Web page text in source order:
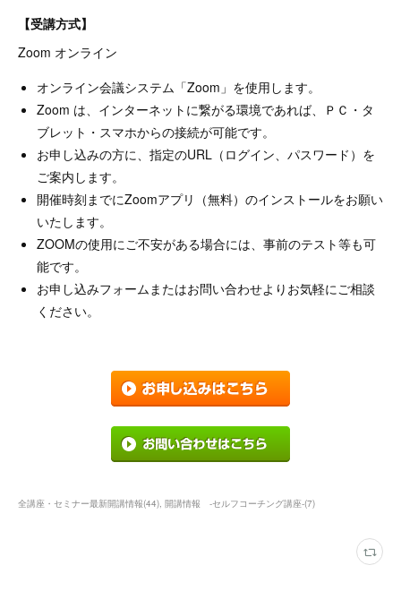
【受講方式】
Zoom オンライン
オンライン会議システム「Zoom」を使用します。
Zoom は、インターネットに繋がる環境であれば、ＰＣ・タ
ブレット・スマホからの接続が可能です。
お申し込みの方に、指定のURL（ログイン、パスワード）を
ご案内します。
開催時刻までにZoomアプリ（無料）のインストールをお願い
いたします。
ZOOMの使用にご不安がある場合には、事前のテスト等も可
能です。
お申し込みフォームまたはお問い合わせよりお気軽にご相談
ください。
全講座・セミナー最新開講情報(44) 開講情報 ‐セルフコーチング講座‐(7)